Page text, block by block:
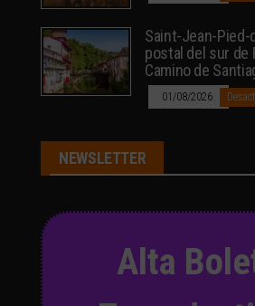
Saint-Jean-Pied-
postal del sur de
Camino de
01/08/2026
NEWSLETTER
Alta